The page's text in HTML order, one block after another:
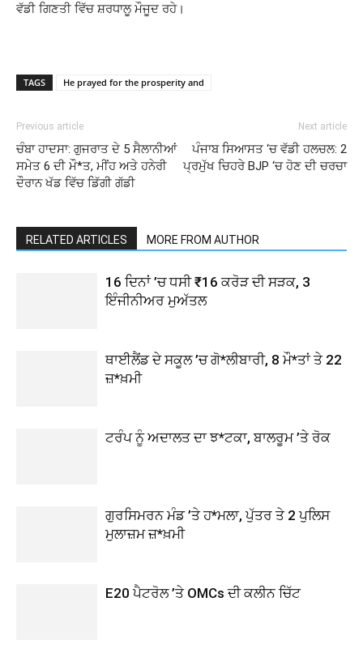
ਵੱਡੀ ਗਿਣਤੀ ਵਿੱਚ ਸ਼ਰਧਾਲੂ ਮੌਜੂਦ ਰਹੇ।
TAGS He prayed for the prosperity and
Previous article
ਚੰਬਾ ਹਾਦਸਾ: ਗੁਜਰਾਤ ਦੇ 5 ਸੈਲਾਨੀਆਂ
ਸਮੇਤ 6 ਦੀ ਮੌ*ਤ, ਮੀਂਹ ਅਤੇ ਹਨੇਰੀ
ਦੌਰਾਨ ਖੱਡ ਵਿੱਚ ਡਿੱਗੀ ਗੱਡੀ
Next article
ਪੰਜਾਬ ਸਿਆਸਤ ‘ਚ ਵੱਡੀ ਹਲਚਲ: 2
ਪ੍ਰਮੁੱਖ ਚਿਹਰੇ BJP ‘ਚ ਹੋਣ ਦੀ ਚਰਚਾ
RELATED ARTICLES MORE FROM AUTHOR
16 ਦਿਨਾਂ ’ਚ ਧਸੀ ₹16 ਕਰੋੜ ਦੀ ਸੜਕ, 3
ਇੰਜੀਨੀਅਰ ਮੁਅੱਤਲ
ਥਾਈਲੈਂਡ ਦੇ ਸਕੂਲ ’ਚ ਗੋ*ਲੀਬਾਰੀ, 8 ਮੌ*ਤਾਂ ਤੇ 22
ਜ਼*ਖ਼ਮੀ
ਟਰੰਪ ਨੂੰ ਅਦਾਲਤ ਦਾ ਝ*ਟਕਾ, ਬਾਲਰੂਮ ’ਤੇ ਰੋਕ
ਗੁਰਸਿਮਰਨ ਮੰਡ ’ਤੇ ਹ*ਮਲਾ, ਪੁੱਤਰ ਤੇ 2 ਪੁਲਿਸ
ਮੁਲਾਜ਼ਮ ਜ਼*ਖ਼ਮੀ
E20 ਪੈਟਰੋਲ ’ਤੇ OMCs ਦੀ ਕਲੀਨ ਚਿੱਟ